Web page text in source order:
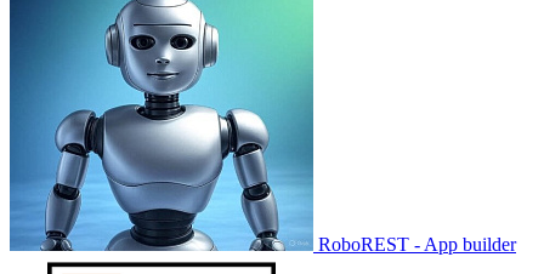
RoboREST - App builder